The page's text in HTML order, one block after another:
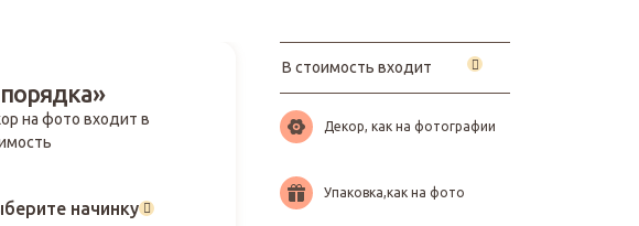
на фото входит в
начинку
В стоимость входит
Декор, как на фотографии
Упаковка,как на фото